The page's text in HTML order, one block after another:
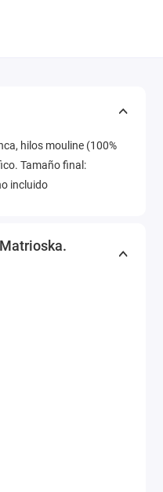
hilos mouline (100%
Tamaño final:
incluido